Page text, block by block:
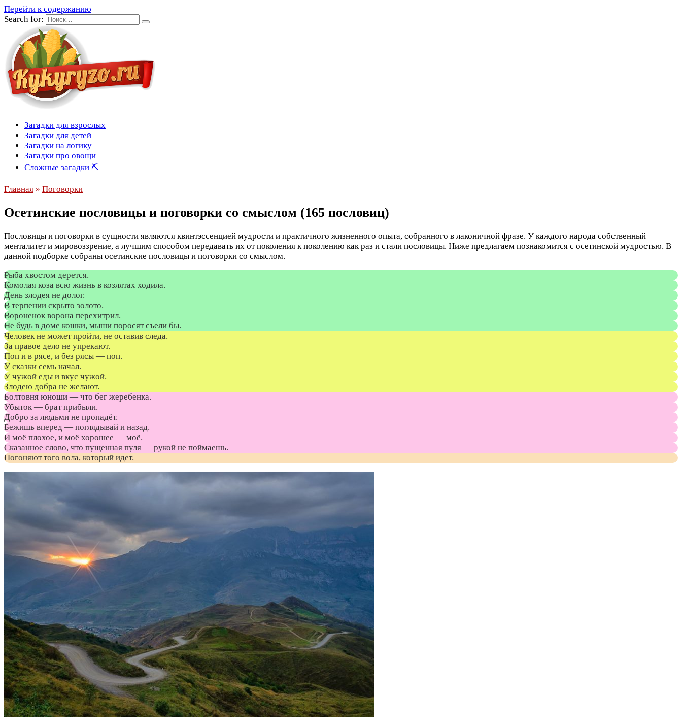
Перейти к содержанию
Search for:
Загадки для взрослых
Загадки для детей
Загадки на логику
Загадки про овощи
Сложные загадки ⛏
Главная » Поговорки
Осетинские пословицы и поговорки со смыслом (165 пословиц)
Пословицы и поговорки в сущности являются квинтэссенцией мудрости и практичного жизненного опыта, собранного в лаконичной фразе. У каждого народа собственный
менталитет и мировоззрение, а лучшим способом передавать их от поколения к поколению как раз и стали пословицы. Ниже предлагаем познакомится с осетинской мудростью. В
данной подборке собраны осетинские пословицы и поговорки со смыслом.
Рыба хвостом дерется.
Комолая коза всю жизнь в козлятах ходила.
День злодея не долог.
В терпении скрыто золото.
Вороненок ворона перехитрил.
Не будь в доме кошки, мыши поросят съели бы.
Человек не может пройти, не оставив следа.
За правое дело не упрекают.
Поп и в рясе, и без рясы — поп.
У сказки семь начал.
У чужой еды и вкус чужой.
Злодею добра не желают.
Болтовня юноши — что бег жеребенка.
Убыток — брат прибыли.
Добро за людьми не пропадёт.
Бежишь вперед — поглядывай и назад.
И моё плохое, и моё хорошее — моё.
Сказанное слово, что пущенная пуля — рукой не поймаешь.
Погоняют того вола, который идет.